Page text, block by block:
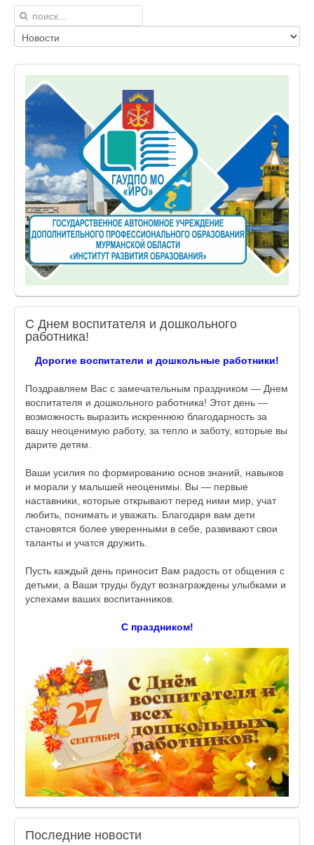
С Днем воспитателя и дошкольного
работника!
Дорогие воспитатели и дошкольные работники!
Поздравляем Вас с замечательным праздником — Днем
воспитателя и дошкольного работника! Этот день —
возможность выразить искреннюю благодарность за
вашу неоценимую работу, за тепло и заботу, которые вы
дарите детям.
Ваши усилия по формированию основ знаний, навыков
и морали у малышей неоценимы. Вы — первые
наставники, которые открывают перед ними мир, учат
любить, понимать и уважать. Благодаря вам дети
становятся более уверенными в себе, развивают свои
таланты и учатся дружить.
Пусть каждый день приносит Вам радость от общения с
детьми, а Ваши труды будут вознаграждены улыбками и
успехами ваших воспитанников.
С праздником!
Последние новости